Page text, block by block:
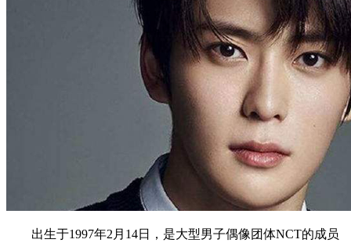
出生于1997年2月14日，是大型男子偶像团体NCT的成员